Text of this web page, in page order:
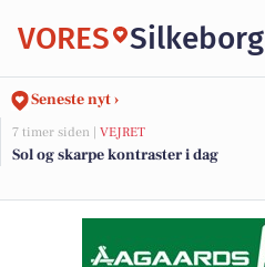
VORES Silkeborg
Seneste nyt ›
7 timer siden | VEJRET
Sol og skarpe kontraster i dag